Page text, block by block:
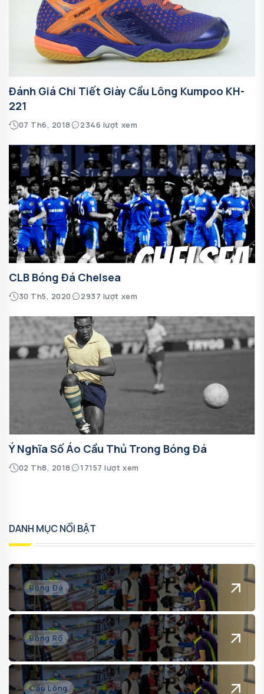
Đánh Giá Chi Tiết Giày Cầu Lông Kumpoo KH-
221
07 Th6, 2018 2346 lượt xem
CLB Bóng Đá Chelsea
30 Th5, 2020 2937 lượt xem
Ý Nghĩa Số Áo Cầu Thủ Trong Bóng Đá
02 Th8, 2018 17157 lượt xem
DANH MỤC NỔI BẬT
Bóng Đá
Bóng Rổ
Cầu Lông